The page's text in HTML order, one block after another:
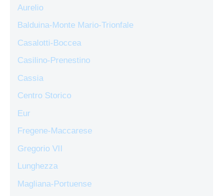
Aurelio
Balduina-Monte Mario-Trionfale
Casalotti-Boccea
Casilino-Prenestino
Cassia
Centro Storico
Eur
Fregene-Maccarese
Gregorio VII
Lunghezza
Magliana-Portuense